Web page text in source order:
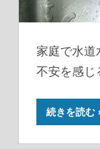
家庭で水道
不安を感じ
続きを読む